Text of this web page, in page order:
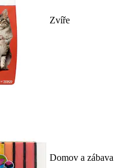
Zvíře
Domov a zábava